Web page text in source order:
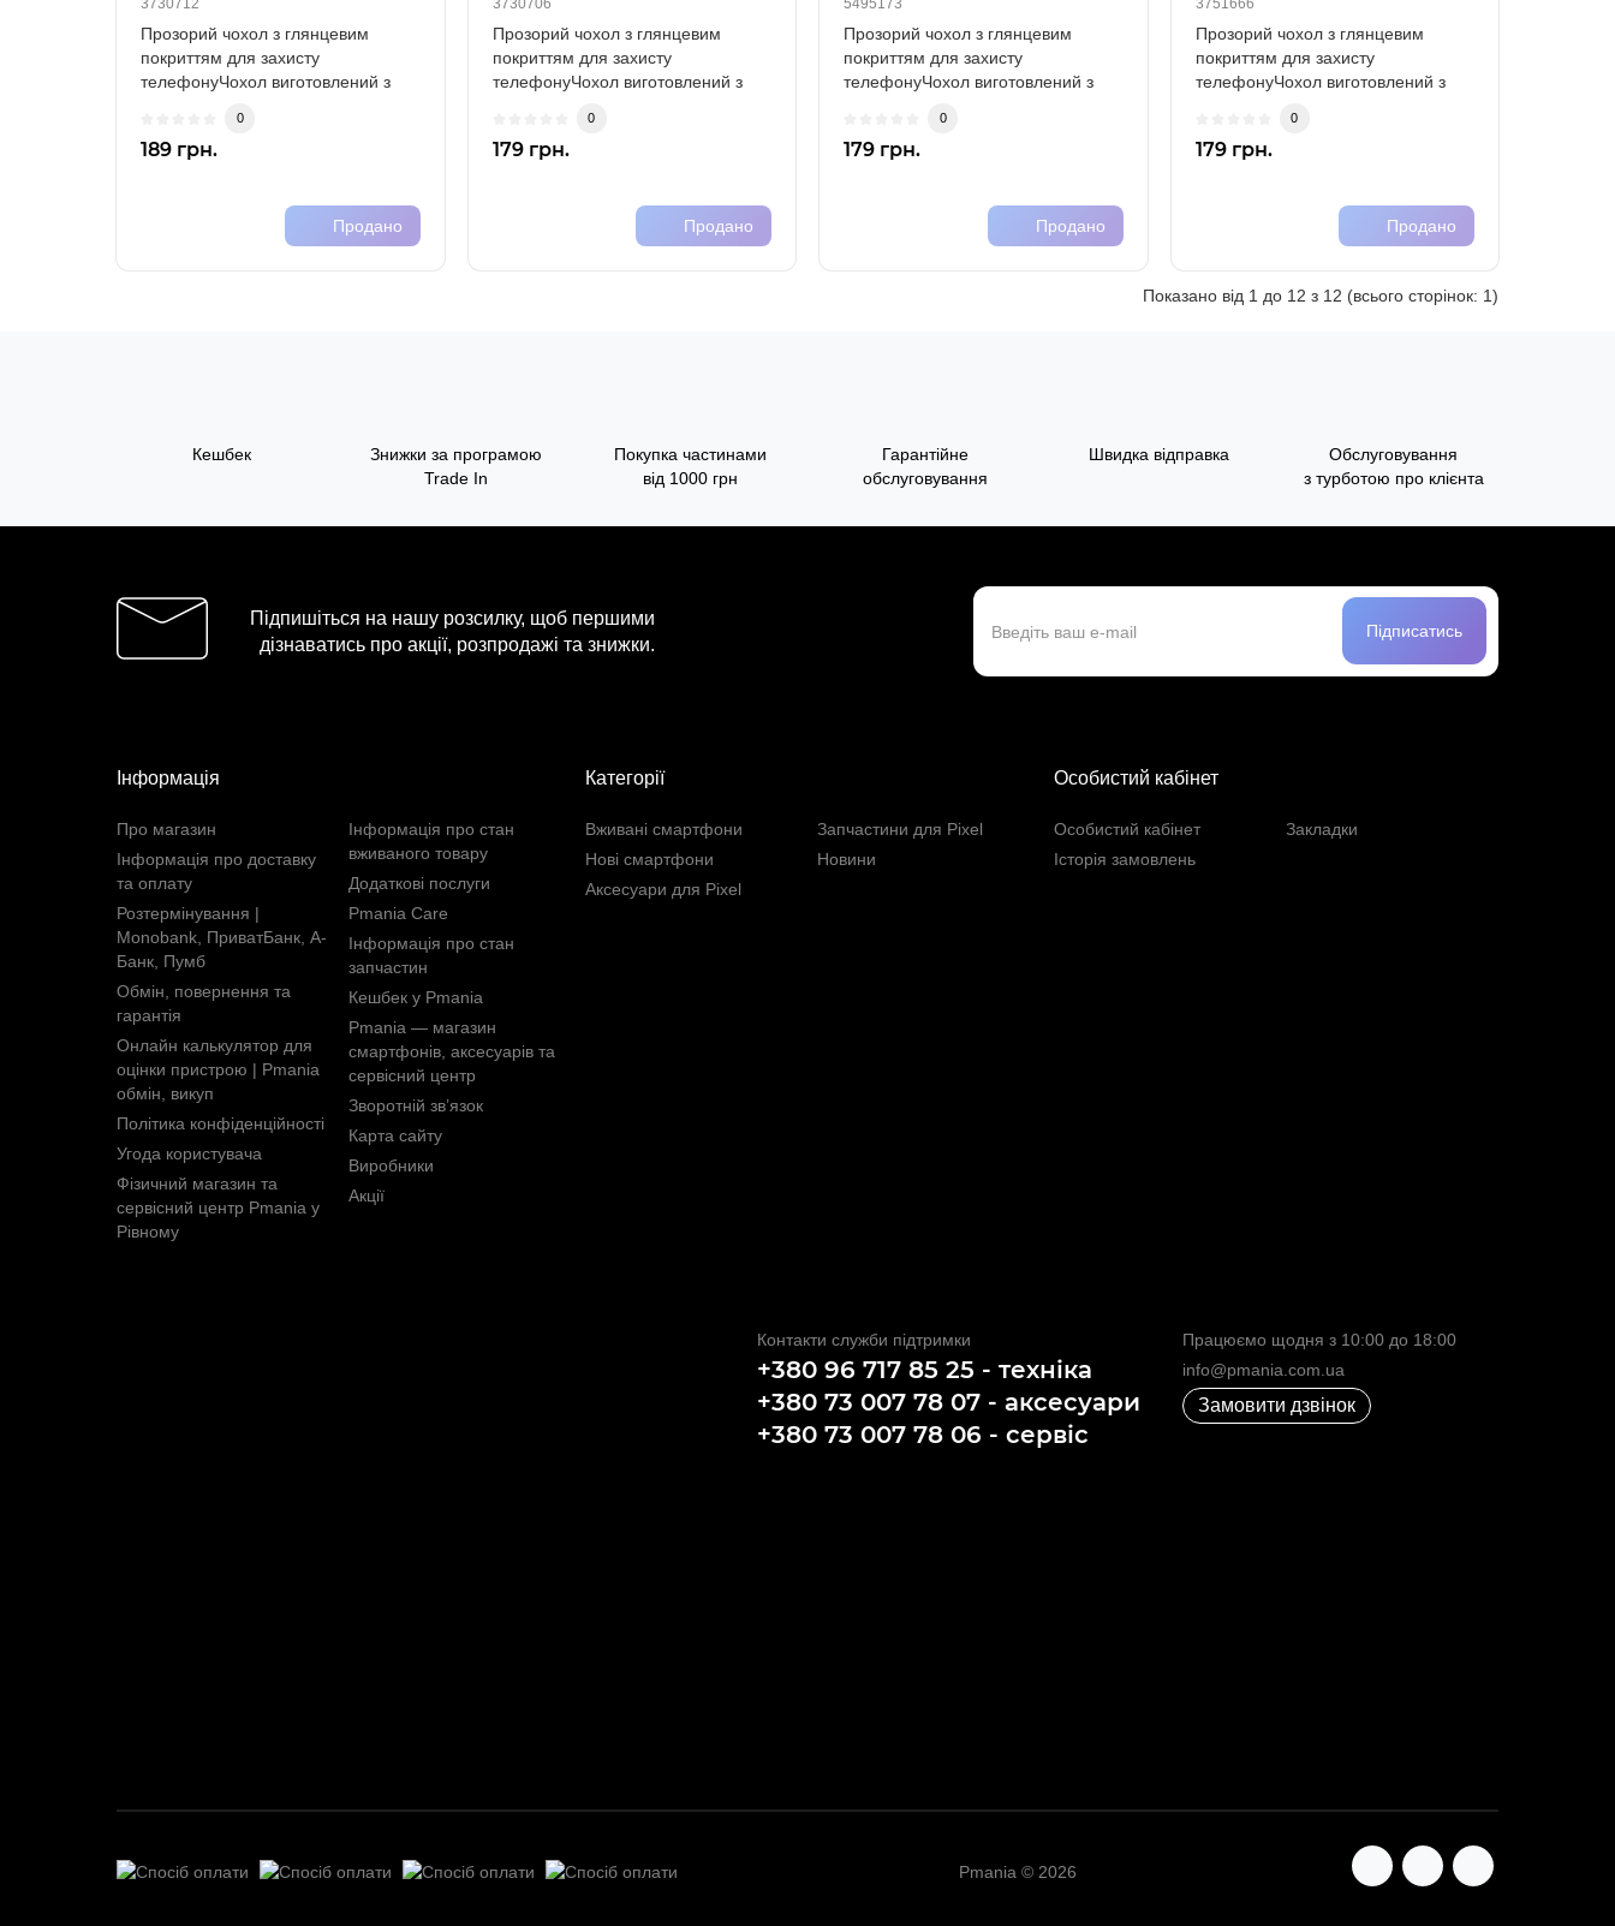
3730712
Прозорий чохол з глянцевим
покриттям для захисту
телефонуЧохол виготовлений з
0
189 грн.
Продано
3730706
Прозорий чохол з глянцевим
покриттям для захисту
телефонуЧохол виготовлений з
0
179 грн.
Продано
5495173
Прозорий чохол з глянцевим
покриттям для захисту
телефонуЧохол виготовлений з
0
179 грн.
Продано
3751666
Прозорий чохол з глянцевим
покриттям для захисту
телефонуЧохол виготовлений з
0
179 грн.
Продано
Показано від 1 до 12 з 12 (всього сторінок: 1)
Кешбек
Знижки за програмою
Trade In
Покупка частинами
від 1000 грн
Гарантійне
обслуговування
Швидка відправка
Обслуговування
з турботою про клієнта
Підпишіться на нашу розсилку, щоб першими
дізнаватись про акції, розпродажі та знижки.
Підписатись
Інформація
Про магазин
Інформація про доставку
та оплату
Розтермінування |
Monobank, ПриватБанк, А-
Банк, Пумб
Обмін, повернення та
гарантія
Онлайн калькулятор для
оцінки пристрою | Pmania
обмін, викуп
Політика конфіденційності
Угода користувача
Фізичний магазин та
сервісний центр Pmania у
Рівному
Інформація про стан
вживаного товару
Додаткові послуги
Pmania Care
Інформація про стан
запчастин
Кешбек у Pmania
Pmania — магазин
смартфонів, аксесуарів та
сервісний центр
Зворотній зв’язок
Карта сайту
Виробники
Акції
Категорії
Вживані смартфони
Нові смартфони
Аксесуари для Pixel
Запчастини для Pixel
Новини
Особистий кабінет
Особистий кабінет
Історія замовлень
Закладки
Контакти служби підтримки
+380 96 717 85 25 - техніка
+380 73 007 78 07 - аксесуари
+380 73 007 78 06 - сервіс
Працюємо щодня з 10:00 до 18:00
info@pmania.com.ua
Замовити дзвінок
Pmania © 2026